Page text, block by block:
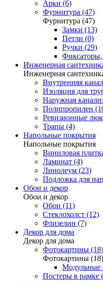
Арки (6)
Фурнитура (47)
Фурнитура (47)
Замки (13)
Петли (0)
Ручки (29)
Фиксаторы,
Инженерная
Инженерная
Внутренняя
Изоляция для
Наружная
Полипропилен
Ревизионные
Трапы (4)
Напольные покрытия
Напольные покрытия
Виниловая
Ламинат (4)
Линолеум (23)
Подложка для
Обои и декор
Обои и декор
Обои (11)
Стеклохолст (12)
Флизелин (7)
Декор для дома
Декор для дома
Фотокартины (18)
Фотокартины (18)
Модульные
Постеры в рамке